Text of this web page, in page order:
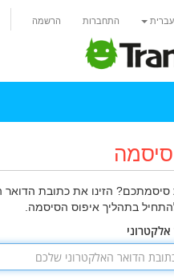
עברית התחברות הרשמה
הזינו את כתובת הדואר
בתהליך איפוס הסיסמה.